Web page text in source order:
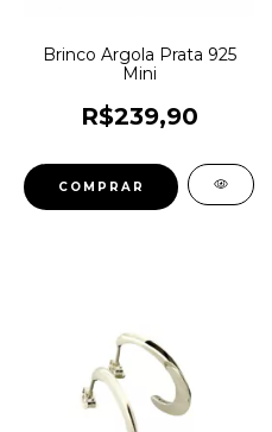
Brinco Argola Prata 925
Mini
R$239,90